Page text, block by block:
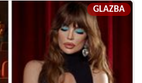
GLAZBA